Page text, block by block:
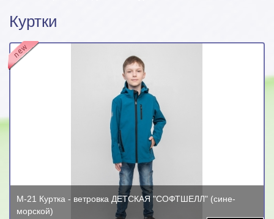
Куртки
М-21 Куртка - ветровка ДЕТСКАЯ "СОФТШЕЛЛ" (сине-
морской)